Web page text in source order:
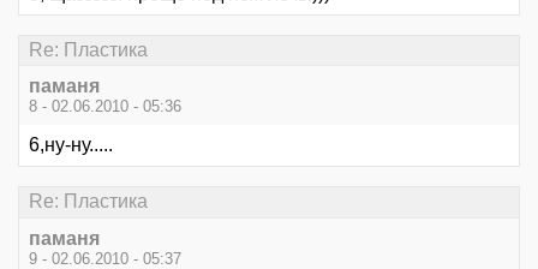
Re: Пластика
паманя
8 - 02.06.2010 - 05:36
6,ну-ну.....
Re: Пластика
паманя
9 - 02.06.2010 - 05:37